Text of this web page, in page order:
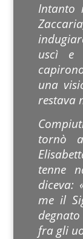
Intanto
uscì e
una
restava
tornò
tenne
diceva:
me il
fra gli